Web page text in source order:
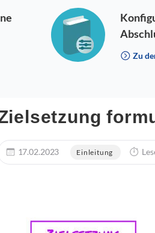
Zu
17.02.2023 Einleitung